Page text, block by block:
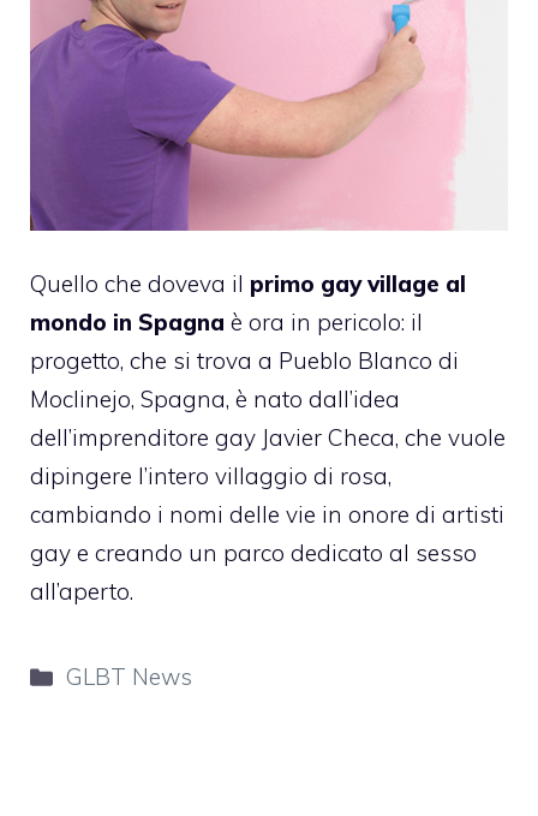
Quello che doveva il primo gay village al
mondo in Spagna è ora in pericolo: il
progetto, che si trova a Pueblo Blanco di
Moclinejo, Spagna, è nato dall’idea
dell’imprenditore gay Javier Checa, che vuole
dipingere l’intero villaggio di rosa,
cambiando i nomi delle vie in onore di artisti
gay e creando un parco dedicato al sesso
all’aperto.
Categorie
GLBT News